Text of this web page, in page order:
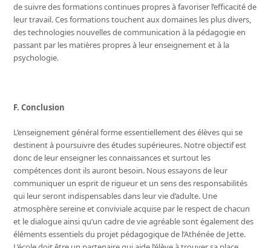
de suivre des formations continues propres à favoriser l’efficacité de
leur travail. Ces formations touchent aux domaines les plus divers,
des technologies nouvelles de communication à la pédagogie en
passant par les matières propres à leur enseignement et à la
psychologie.
F. Conclusion
L’enseignement général forme essentiellement des élèves qui se
destinent à poursuivre des études supérieures. Notre objectif est
donc de leur enseigner les connaissances et surtout les
compétences dont ils auront besoin. Nous essayons de leur
communiquer un esprit de rigueur et un sens des responsabilités
qui leur seront indispensables dans leur vie d’adulte. Une
atmosphère sereine et conviviale acquise par le respect de chacun
et le dialogue ainsi qu’un cadre de vie agréable sont également des
éléments essentiels du projet pédagogique de l’Athénée de Jette.